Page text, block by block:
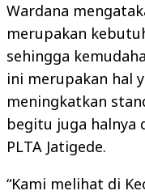
Wardana
merupakan
sehingga
ini merupakan hal
meningkatkan
begitu juga halnya
PLTA Jatigede.
“Kami melihat di